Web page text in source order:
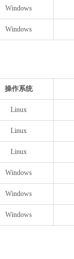
Windows
Windows
操作系统
Linux
Linux
Linux
Windows
Windows
Windows